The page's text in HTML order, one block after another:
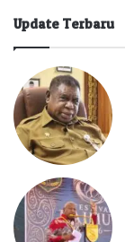
Update Terbaru